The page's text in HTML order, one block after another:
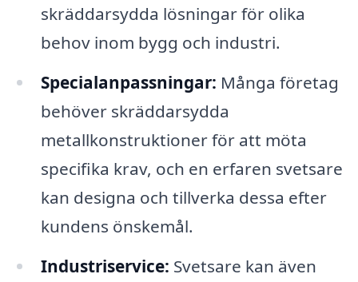
skräddarsydda lösningar för olika
behov inom bygg och industri.
Specialanpassningar: Många företag
behöver skräddarsydda
metallkonstruktioner för att möta
specifika krav, och en erfaren svetsare
kan designa och tillverka dessa efter
kundens önskemål.
Industriservice: Svetsare kan även